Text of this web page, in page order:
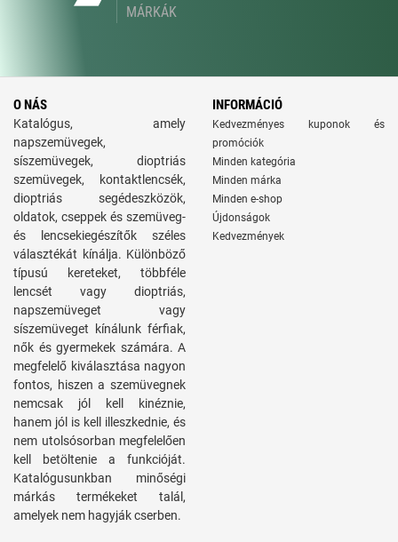
MÁRKÁK
O NÁS
Katalógus, amely
napszemüvegek,
síszemüvegek, dioptriás
szemüvegek, kontaktlencsék,
dioptriás segédeszközök,
oldatok, cseppek és szemüveg-
és lencsekiegészítők széles
választékát kínálja. Különböző
típusú kereteket, többféle
lencsét vagy dioptriás,
napszemüveget vagy
síszemüveget kínálunk férfiak,
nők és gyermekek számára. A
megfelelő kiválasztása nagyon
fontos, hiszen a szemüvegnek
nemcsak jól kell kinéznie,
hanem jól is kell illeszkednie, és
nem utolsósorban megfelelően
kell betöltenie a funkcióját.
Katalógusunkban minőségi
márkás termékeket talál,
amelyek nem hagyják cserben.
INFORMÁCIÓ
Kedvezményes kuponok és
promóciók
Minden kategória
Minden márka
Minden e-shop
Újdonságok
Kedvezmények